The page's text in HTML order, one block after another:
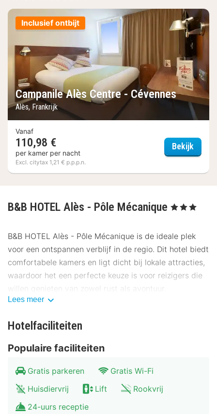
Inclusief ontbijt
Campanile Alès Centre - Cévennes
Alès, Frankrijk
Vanaf
110,98 €
per kamer per nacht
Excl. citytax 1,21 € p.p.p.n.
Bekijk
B&B HOTEL Alès - Pôle Mécanique , 3 Sterren
B&B HOTEL Alès - Pôle Mécanique is de ideale plek
voor een ontspannen verblijf in de regio. Dit hotel biedt
comfortabele kamers en ligt dicht bij lokale attracties,
waardoor het een perfecte keuze is voor reizigers die
willen genieten van zowel rust als avontuur.
Het hotel bevindt zich op een gunstige locatie, op
Gasten kunnen gemakkelijk de stad verkennen en
genieten van de nabijheid van populaire
bezienswaardigheden. Het Musée PAB ligt op slechts
300 meter afstand, terwijl het historische centrum van
Alès zich op 500 meter bevindt. Andere attracties zijn
Lees meer
Hotelfaciliteiten
Populaire faciliteiten
Gratis parkeren
Gratis Wi-Fi
Huisdiervrij
Lift
Rookvrij
24-uurs receptie